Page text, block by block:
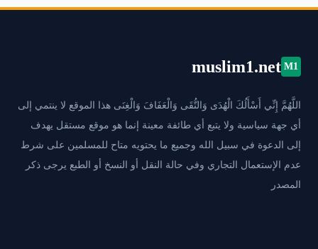
M1
muslim1.net
اللَّهُمَّ إِنِّي أَسْأَلُكَ الْهُدَى وَالتُّقَى وَالْعَفَافَ وَالْغِنَى هذا الموقع لا ينتمي إلى
أي جهة سياسية ولا يتبع أي طائفة معينة إنما هو موقع مستقل يهدف
إلى الدعوة في سبيل الله وجميع ما يحتويه متاح للمسلمين على شرط
عدم الإستعمال التجاري وفي حالة النقل أو النسخ أو الطبع يرجى ذكر
المصدر